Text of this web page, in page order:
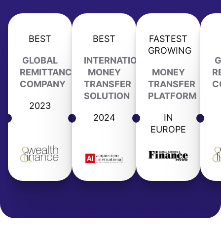
BEST
GLOBAL
REMITTANCE
COMPANY
2023
BEST
INTERNATIONAL
MONEY
TRANSFER
SOLUTION
2024
FASTEST
GROWING
MONEY
TRANSFER
PLATFORM
IN
EUROPE